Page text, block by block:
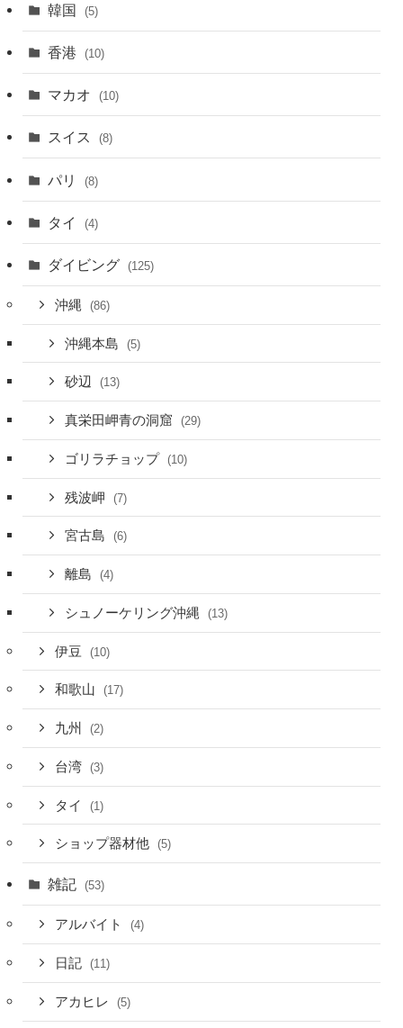
韓国 (5)
香港 (10)
マカオ (10)
スイス (8)
パリ (8)
タイ (4)
ダイビング (125)
沖縄 (86)
沖縄本島 (5)
砂辺 (13)
真栄田岬青の洞窟 (29)
ゴリラチョップ (10)
残波岬 (7)
宮古島 (6)
離島 (4)
シュノーケリング沖縄 (13)
伊豆 (10)
和歌山 (17)
九州 (2)
台湾 (3)
タイ (1)
ショップ器材他 (5)
雑記 (53)
アルバイト (4)
日記 (11)
アカヒレ (5)